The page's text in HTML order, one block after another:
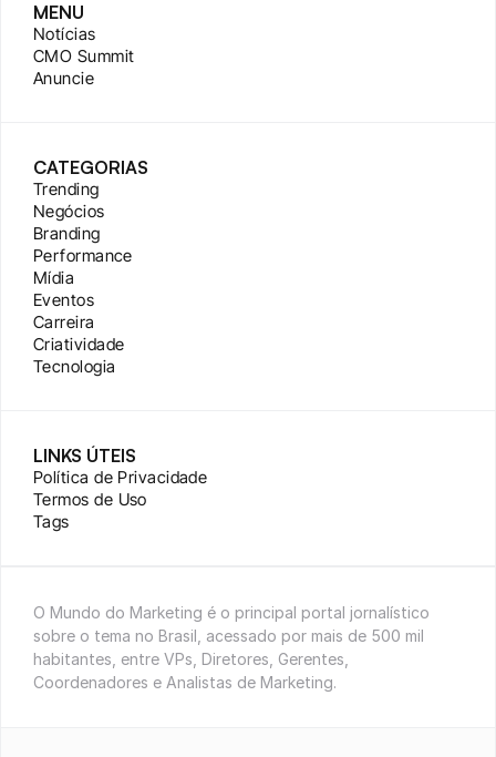
MENU
Notícias
CMO Summit
Anuncie
CATEGORIAS
Trending
Negócios
Branding
Performance
Mídia
Eventos
Carreira
Criatividade
Tecnologia
LINKS ÚTEIS
Política de Privacidade
Termos de Uso
Tags
O Mundo do Marketing é o principal portal jornalístico
sobre o tema no Brasil, acessado por mais de 500 mil
habitantes, entre VPs, Diretores, Gerentes,
Coordenadores e Analistas de Marketing.